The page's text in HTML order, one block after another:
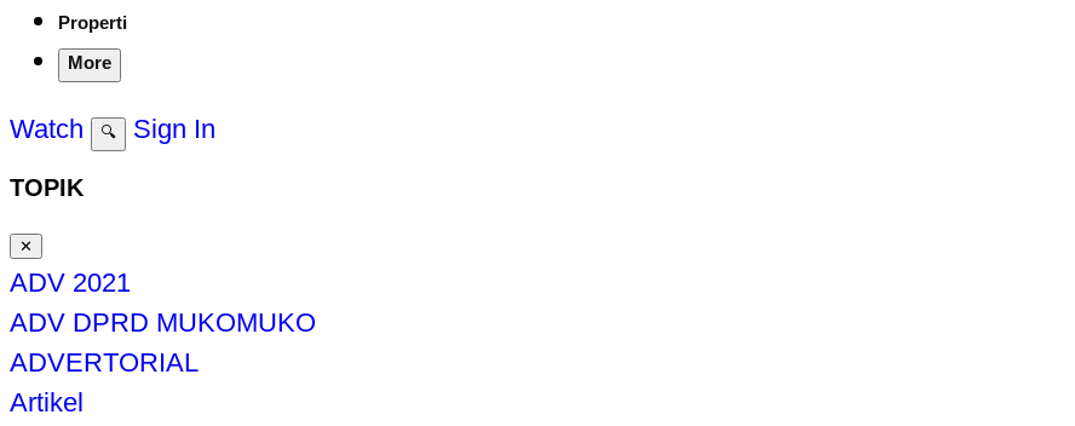
Properti
More
Watch 🔍 Sign In
TOPIK
✕
ADV 2021
ADV DPRD MUKOMUKO
ADVERTORIAL
Artikel